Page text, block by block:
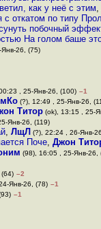
как у неё с этим,
откатом по типу
побочный
На голом баше
26, (75)
, 25-Янв-26, (100) –1
(?), 12:49 , 25-Янв-26,
Титор (ok), 13:15 , 25-
Янв-26, (119)
, ЛщЛ (?), 22:24 , 26-Янв-
Поче, Джон
(98), 16:05 , 25-Янв-26,
–2
Янв-26, (78) –1
–1